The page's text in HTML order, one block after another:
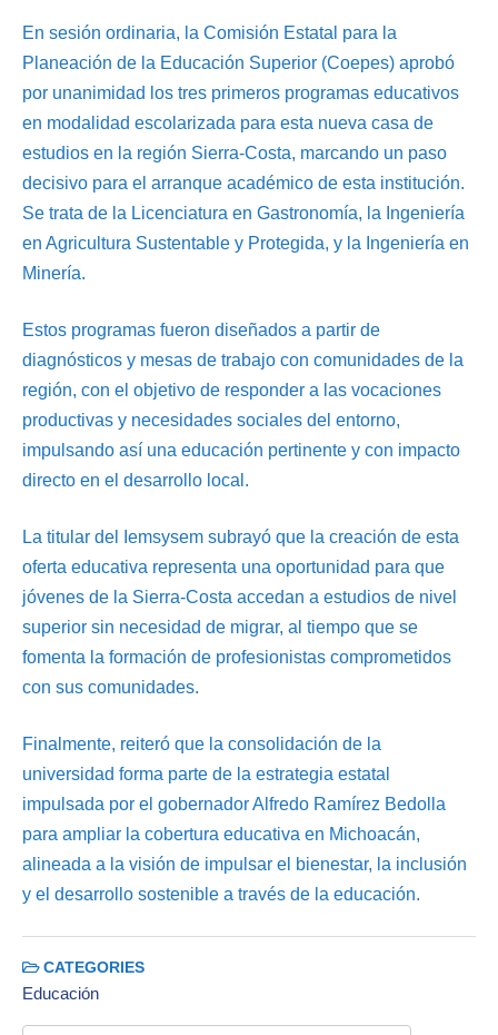
En sesión ordinaria, la Comisión Estatal para la
Planeación de la Educación Superior (Coepes) aprobó
por unanimidad los tres primeros programas educativos
en modalidad escolarizada para esta nueva casa de
estudios en la región Sierra-Costa, marcando un paso
decisivo para el arranque académico de esta institución.
Se trata de la Licenciatura en Gastronomía, la Ingeniería
en Agricultura Sustentable y Protegida, y la Ingeniería en
Minería.
Estos programas fueron diseñados a partir de
diagnósticos y mesas de trabajo con comunidades de la
región, con el objetivo de responder a las vocaciones
productivas y necesidades sociales del entorno,
impulsando así una educación pertinente y con impacto
directo en el desarrollo local.
La titular del Iemsysem subrayó que la creación de esta
oferta educativa representa una oportunidad para que
jóvenes de la Sierra-Costa accedan a estudios de nivel
superior sin necesidad de migrar, al tiempo que se
fomenta la formación de profesionistas comprometidos
con sus comunidades.
Finalmente, reiteró que la consolidación de la
universidad forma parte de la estrategia estatal
impulsada por el gobernador Alfredo Ramírez Bedolla
para ampliar la cobertura educativa en Michoacán,
alineada a la visión de impulsar el bienestar, la inclusión
y el desarrollo sostenible a través de la educación.
CATEGORIES
Educación